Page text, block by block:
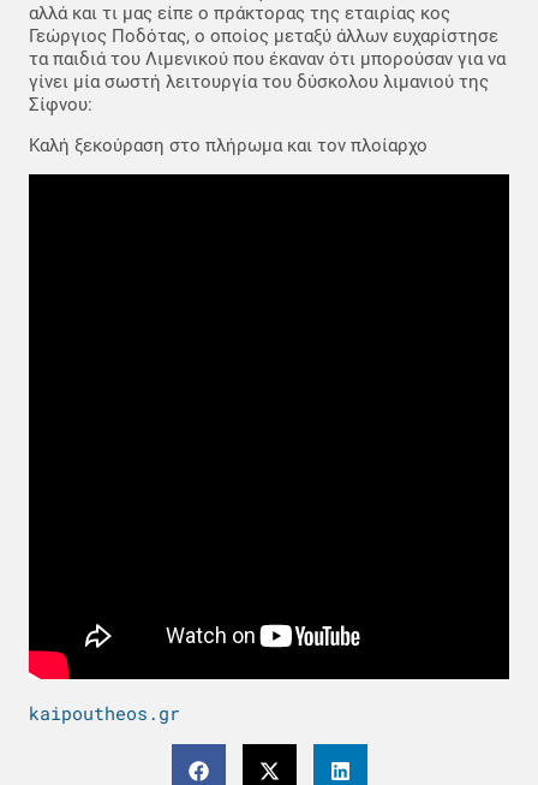
αλλά και τι μας είπε ο πράκτορας της εταιρίας κος
Γεώργιος Ποδότας, ο οποίος μεταξύ άλλων ευχαρίστησε
τα παιδιά του Λιμενικού που έκαναν ότι μπορούσαν για να
γίνει μία σωστή λειτουργία του δύσκολου λιμανιού της
Σίφνου:
Καλή ξεκούραση στο πλήρωμα και τον πλοίαρχο
kaipoutheos.gr